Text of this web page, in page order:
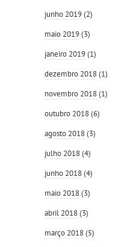
junho 2019(2)
maio 2019(3)
janeiro 2019(1)
dezembro 2018(1)
novembro 2018(1)
outubro 2018(6)
agosto 2018(3)
julho 2018(4)
junho 2018(4)
maio 2018(3)
abril 2018(3)
março 2018(5)